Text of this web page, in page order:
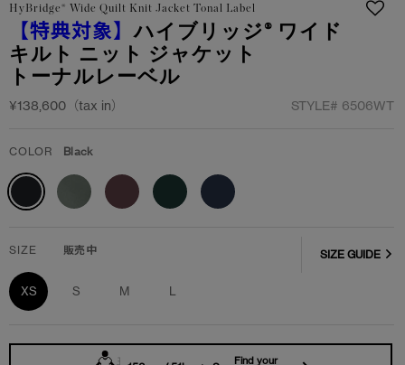
コレクション
コレクション
HyBridge® Wide Quilt Knit Jacket Tonal Label
【特典対象】ハイブリッジ® ワイド
キルト ニット ジャケット
トーナルレーベル
¥138,600（tax in） STYLE# 6506WT
COLOR Black
SIZE 販売中
XS S M L
SIZE GUIDE
Find your